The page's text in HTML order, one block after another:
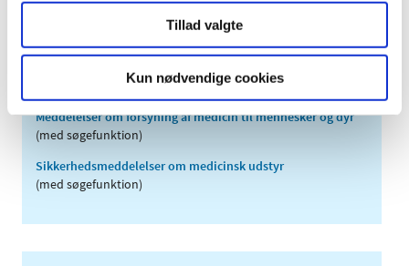
Tillad valgte
Kun nødvendige cookies
Meddelelser om forsyning af medicin til mennesker og dyr
(med søgefunktion)
Sikkerhedsmeddelelser om medicinsk udstyr
(med søgefunktion)